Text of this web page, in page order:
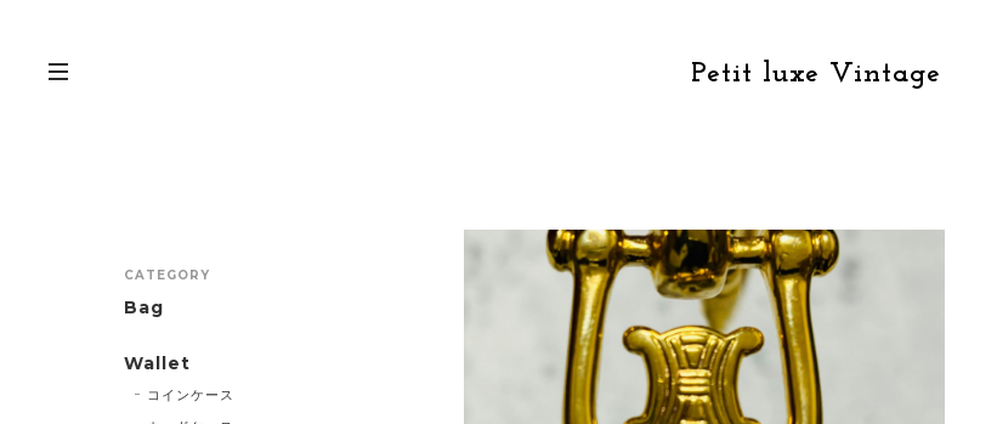
Petit luxe Vintage
CATEGORY
Bag
Wallet
コインケース